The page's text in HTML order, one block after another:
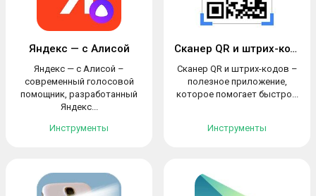
Яндекс — с Алисой
Яндекс — с Алисой –
современный голосовой
помощник, разработанный
Яндекс...
Инструменты
Сканер QR и штрих-кодов
Сканер QR и штрих-кодов –
полезное приложение,
которое помогает быстро...
Инструменты